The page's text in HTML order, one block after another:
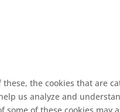
the cookies that are
us analyze and
of these cookies may